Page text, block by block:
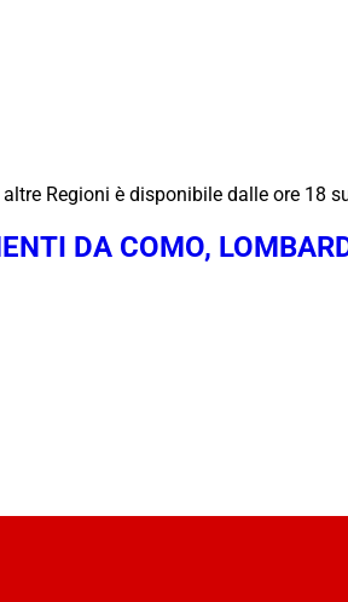
Regioni è disponibile dalle ore 18
DA COMO,